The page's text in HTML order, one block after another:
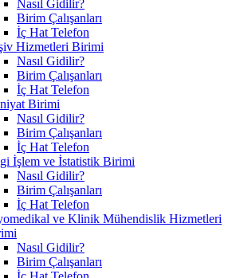
Nasıl Gidilir?
Birim Çalışanları
İç Hat Telefon
Hizmetleri Birimi
Nasıl Gidilir?
Birim Çalışanları
İç Hat Telefon
Birimi
Nasıl Gidilir?
Birim Çalışanları
İç Hat Telefon
İşlem ve İstatistik Birimi
Nasıl Gidilir?
Birim Çalışanları
İç Hat Telefon
ve Klinik Mühendislik Hizmetleri
Nasıl Gidilir?
Birim Çalışanları